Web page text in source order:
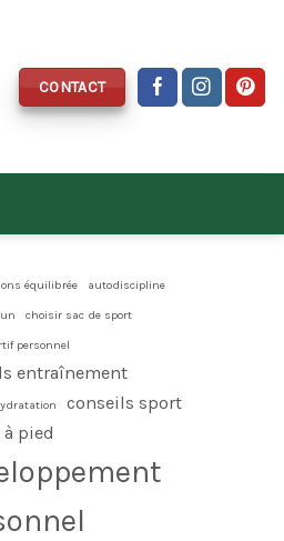
CONTACT
équilibrée autodiscipline
choisir sac de sport
personnel
entraînement
conseils sport
pied